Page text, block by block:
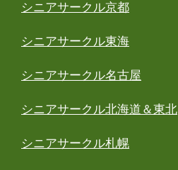
シニアサークル京都
シニアサークル東海
シニアサークル名古屋
シニアサークル北海道＆東北
シニアサークル札幌